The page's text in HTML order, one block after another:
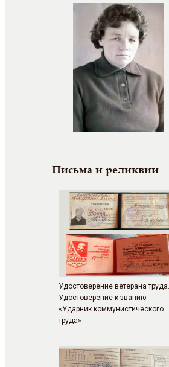
Письма и реликвии
Удостоверение ветерана труда.
Удостоверение к званию
«Ударник коммунистического
труда»